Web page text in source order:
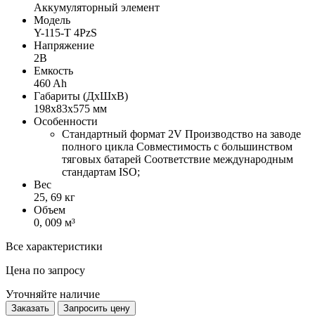
Аккумуляторный элемент
Модель
Y-115-T 4PzS
Напряжение
2В
Емкость
460 Ah
Габариты (ДхШхВ)
198х83х575 мм
Особенности
Стандартный формат 2V Производство на заводе
полного цикла Совместимость с большинством
тяговых батарей Соответствие международным
стандартам ISO;
Вес
25, 69 кг
Объем
0, 009 м³
Все характеристики
Цена по запросу
Уточняйте наличие
Заказать Запросить цену